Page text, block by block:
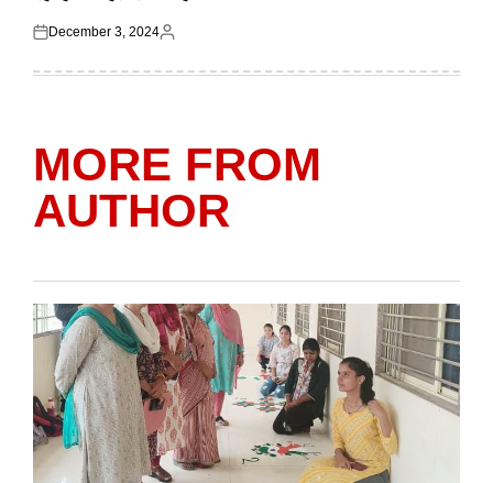
Posted
December 3, 2024
Posted
MORE FROM
AUTHOR